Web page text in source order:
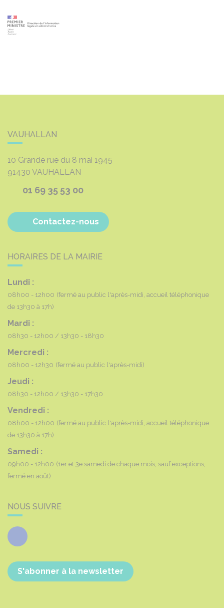
VAUHALLAN
10 Grande rue du 8 mai 1945
91430 VAUHALLAN
01 69 35 53 00
Contactez-nous
HORAIRES DE LA MAIRIE
Lundi :
08h00 - 12h00 (fermé au public l'après-midi, accueil téléphonique
de 13h30 à 17h)
Mardi :
08h30 - 12h00 13h30 - 18h30
Mercredi :
08h00 - 12h30 (fermé au public l'après-midi)
Jeudi :
08h30 - 12h00 13h30 - 17h30
Vendredi :
08h00 - 12h00 (fermé au public l'après-midi, accueil téléphonique
de 13h30 à 17h)
Samedi :
09h00 - 12h00 (1er et 3e samedi de chaque mois, sauf exceptions,
fermé en août)
NOUS SUIVRE
Facebook
S'abonner à la newsletter